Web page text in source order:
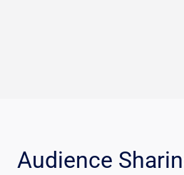
Audience